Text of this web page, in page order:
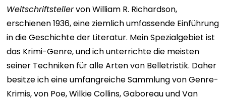
Weltschriftstellervon William R. Richardson,
erschienen 1936, eine ziemlich umfassende Einführung
in die Geschichte der Literatur. Mein Spezialgebiet ist
das Krimi-Genre, und ich unterrichte die meisten
seiner Techniken für alle Arten von Belletristik. Daher
besitze ich eine umfangreiche Sammlung von Genre-
Krimis, von Poe, Wilkie Collins, Gaboreau und Van